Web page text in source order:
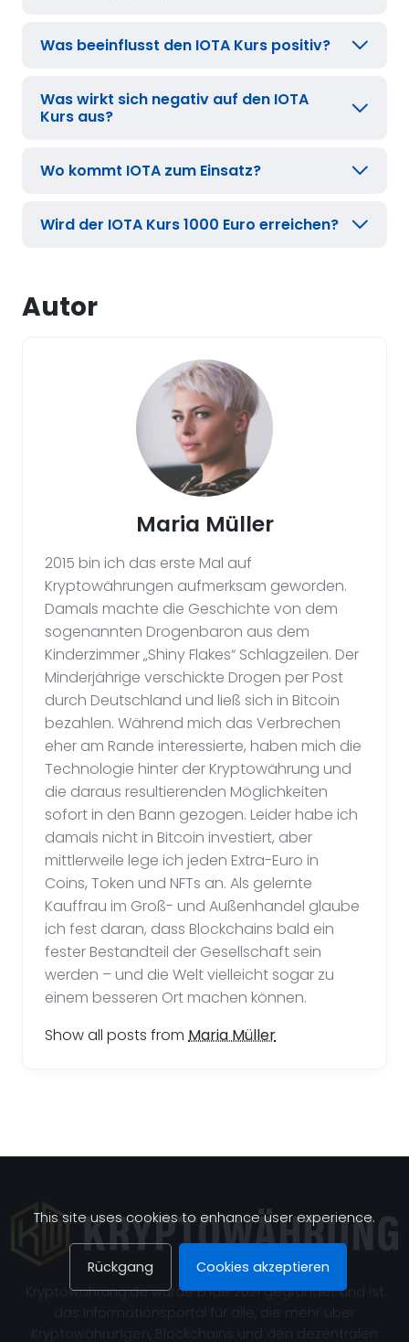
Was beeinflusst den IOTA Kurs positiv?
Was wirkt sich negativ auf den IOTA
Kurs aus?
Wo kommt IOTA zum Einsatz?
Wird der IOTA Kurs 1000 Euro erreichen?
Autor
Maria Müller
2015 bin ich das erste Mal auf
Kryptowährungen aufmerksam geworden.
Damals machte die Geschichte von dem
sogenannten Drogenbaron aus dem
Kinderzimmer „Shiny Flakes“ Schlagzeilen. Der
Minderjährige verschickte Drogen per Post
durch Deutschland und ließ sich in Bitcoin
bezahlen. Während mich das Verbrechen
eher am Rande interessierte, haben mich die
Technologie hinter der Kryptowährung und
die daraus resultierenden Möglichkeiten
sofort in den Bann gezogen. Leider habe ich
damals nicht in Bitcoin investiert, aber
mittlerweile lege ich jeden Extra-Euro in
Coins, Token und NFTs an. Als gelernte
Kauffrau im Groß- und Außenhandel glaube
ich fest daran, dass Blockchains bald ein
fester Bestandteil der Gesellschaft sein
werden – und die Welt vielleicht sogar zu
einem besseren Ort machen können.
Show all posts from Maria Müller
Kryptowahrung.de wurde Ende 2021 gegründet und ist
This site uses cookies to enhance user experience.
Rückgang Cookies akzeptieren